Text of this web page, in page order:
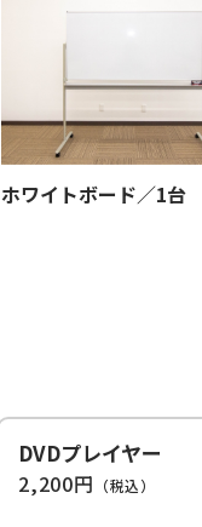
ホワイトボード／1台
DVDプレイヤー
2,200円 （税込）